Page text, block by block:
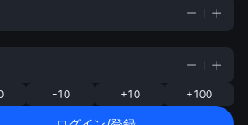
-10 +10 +100